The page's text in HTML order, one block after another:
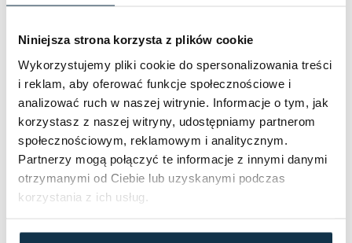
Niniejsza strona korzysta z plików cookie
Wykorzystujemy pliki cookie do spersonalizowania treści
i reklam, aby oferować funkcje społecznościowe i
analizować ruch w naszej witrynie. Informacje o tym, jak
korzystasz z naszej witryny, udostępniamy partnerom
społecznościowym, reklamowym i analitycznym.
Partnerzy mogą połączyć te informacje z innymi danymi
otrzymanymi od Ciebie lub uzyskanymi podczas
korzystania z ich usług.
manewrowy przy S16
Wójtowo
Przeznaczenie (obiekt):
Przemysłowo/Produkcyjne
Rodzaj budynku:Hala Rok budowy:2000
15 000 PLN
49,18 PLN / m 2
305 m
Szczegóły